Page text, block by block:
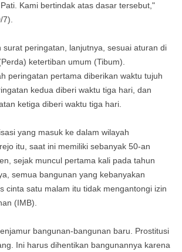
Kami bertindak atas dasar tersebut,"
surat peringatan, lanjutnya, sesuai aturan di
ketertiban umum (Tibum).
peringatan pertama diberikan waktu tujuh
kedua diberi waktu tiga hari, dan
ketiga diberi waktu tiga hari.
yang masuk ke dalam wilayah
itu, saat ini memiliki sebanyak 50-an
sejak muncul pertama kali pada tahun
semua bangunan yang kebanyakan
cinta satu malam itu tidak mengantongi izin
(IMB).
bangunan-bangunan baru. Prostitusi
Ini harus dihentikan bangunannya karena